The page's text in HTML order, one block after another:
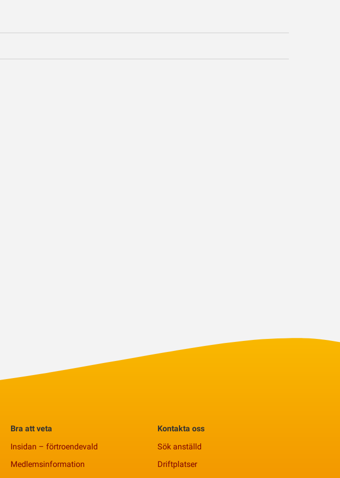
Bra att veta
Insidan – förtroendevald
Medlemsinformation
Kontakta oss
Sök anställd
Driftplatser